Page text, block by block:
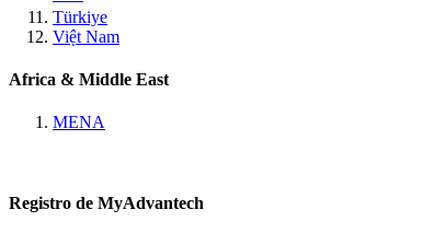
Türkiye
Việt Nam
Africa & Middle East
MENA
Registro de MyAdvantech